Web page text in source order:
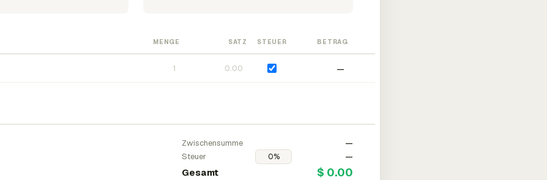
MENGE SATZ STEUER BETRAG
—
Zwischensumme
—
Steuer
—
Gesamt $ 0.00